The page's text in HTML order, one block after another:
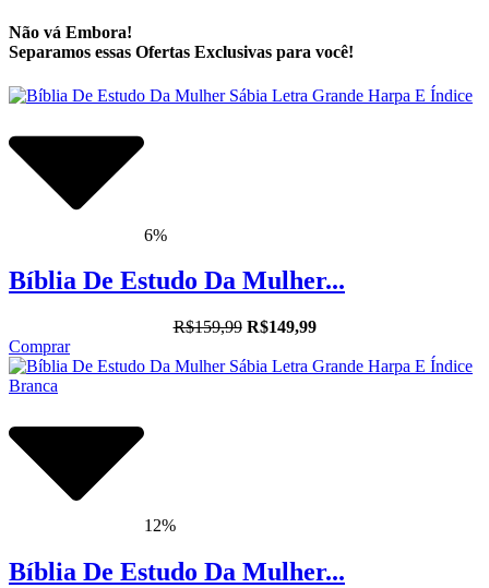
Não vá Embora!
Separamos essas Ofertas Exclusivas para você!
6%
Bíblia De Estudo Da Mulher...
R$159,99 R$149,99
Comprar
12%
Bíblia De Estudo Da Mulher...